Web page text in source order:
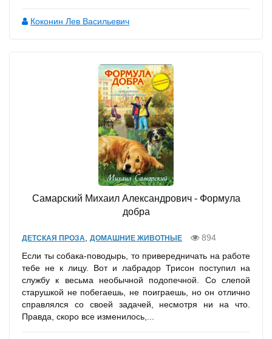
Коконин Лев Васильевич
Самарский Михаил Александрович - Формула
добра
ДЕТСКАЯ ПРОЗА ДОМАШНИЕ ЖИВОТНЫЕ
894
Если ты собака-поводырь, то привередничать на работе
тебе не к лицу. Вот и лабрадор Трисон поступил на
службу к весьма необычной подопечной. Со слепой
старушкой не побегаешь, не поиграешь, но он отлично
справлялся со своей задачей, несмотря ни на что.
Правда, скоро все изменилось,...